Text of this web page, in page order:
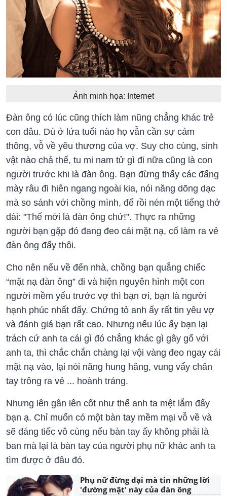
Ảnh minh họa: Internet
Đàn ông có lúc cũng thích làm nũng chẳng khác trẻ
con đâu. Dù ở lứa tuổi nào họ vẫn cần sự cảm
thông, vỗ về yêu thương của vợ. Suy cho cùng, sinh
vật nào chả thế, tu mi nam tử gì đi nữa cũng là con
người trước khi là đàn ông. Bạn đừng thấy các đấng
mày râu đi hiên ngang ngoài kia, nói năng dõng dạc
mà so sánh với chồng mình, để rồi nén một tiếng thở
dài: "Thế mới là đàn ông chứ!”. Thực ra những
người bạn gặp đó đang đeo cái mặt nạ, cố làm ra vẻ
đàn ông đấy thôi.
Cho nên nếu về đến nhà, chồng bạn quẳng chiếc
“mặt nạ đàn ông” đi và hiện nguyên hình một con
người mềm yếu trước vợ thì bạn ơi, bạn là người
hạnh phúc nhất đấy. Chứng tỏ anh ấy rất tin yêu vợ
và đánh giá bạn rất cao. Nhưng nếu lúc ấy bạn lại
trách cứ anh ta cái gì đó chẳng khác gì gây gổ với
anh ta, thì chắc chắn chàng lại vội vàng đeo ngay cái
mặt nạ vào, lại nói năng hung hăng, vung vẩy chân
tay trông ra vẻ ... hoành tráng.
Nhưng lên gân lên cốt như thế anh ta mệt lắm đấy
bạn ạ. Chỉ muốn có một bàn tay mềm mại vỗ về và
sẽ đáng tiếc vô cùng nếu bàn tay ấy không phải là
ban mà lại là bàn tay của người phụ nữ khác anh ta
tìm được ở đâu đó.
Phụ nữ đừng dại mà tin những lời
'đường mật' này của đàn ông